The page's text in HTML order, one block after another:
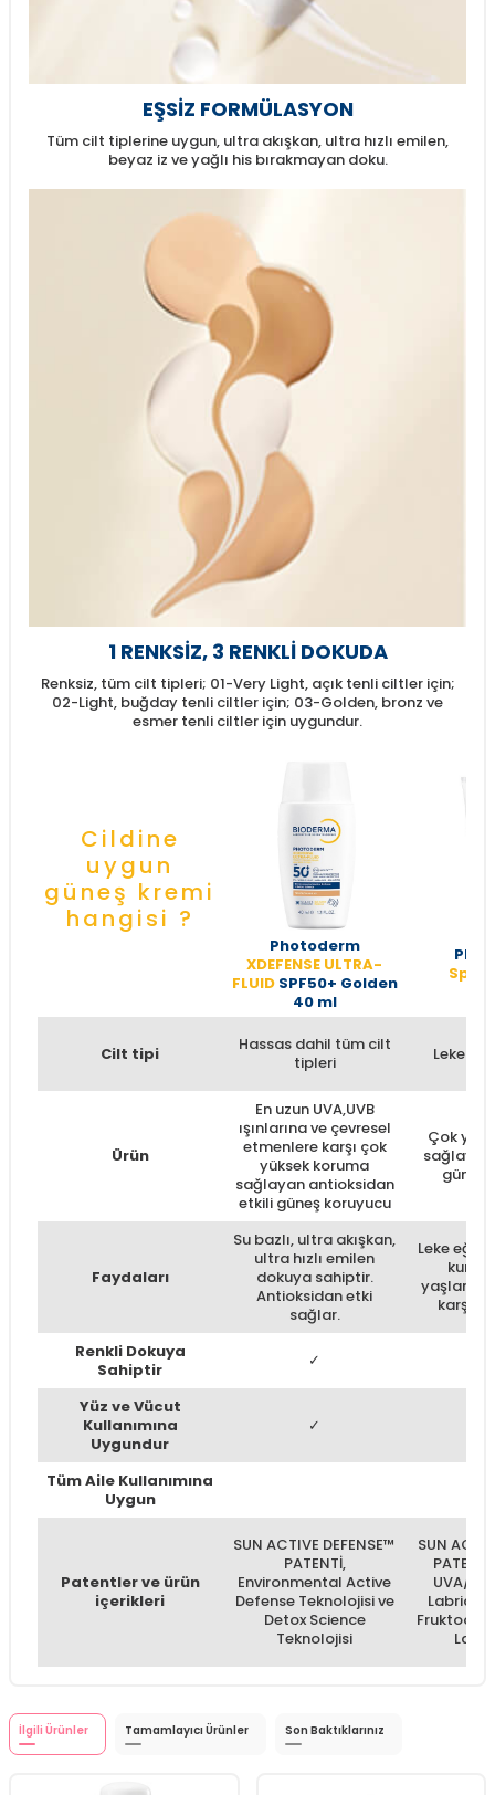
EŞSİZ FORMÜLASYON
Tüm cilt tiplerine uygun, ultra akışkan, ultra hızlı emilen,
beyaz iz ve yağlı his bırakmayan doku.
1 RENKSİZ, 3 RENKLİ DOKUDA
Renksiz, tüm cilt tipleri; 01-Very Light, açık tenli ciltler için;
02-Light, buğday tenli ciltler için; 03-Golden, bronz ve
esmer tenli ciltler için uygundur.
Cildine
uygun
güneş kremi
hangisi ?
Photoderm
XDEFENSE ULTRA-
FLUIDSPF50+ Golden
40 ml
Spot
Cilt tipi
Hassas dahil tüm cilt
tipleri
Leke
Ürün
En uzun UVA,UVB
ışınlarına ve çevresel
etmenlere karşı çok
yüksek koruma
sağlayan antioksidan
etkili güneş koruyucu
Çok
sağlayan
güneş
Faydaları
Su bazlı, ultra akışkan,
ultra hızlı emilen
dokuya sahiptir.
Antioksidan etki
sağlar.
Leke
kuru
yaşlanma
karşıtı
Renkli Dokuya
Sahiptir
✓
Yüz ve Vücut
Kullanımına
Uygundur
✓
Tüm Aile Kullanımına
Uygun
Patentler ve ürün
içerikleri
SUN ACTIVE DEFENSE™
PATENTİ,
Environmental Active
Defense Teknolojisi ve
Detox Science
Teknolojisi
SUN
UVA/
Labridin,
İlgili Ürünler Tamamlayıcı Ürünler Son Baktıklarınız